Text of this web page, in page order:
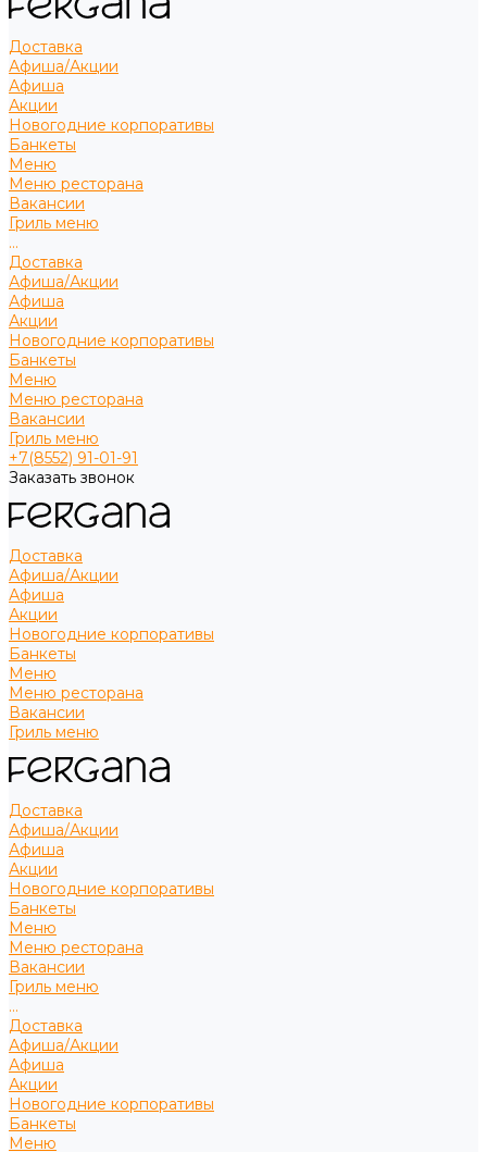
Доставка
Афиша/Акции
Афиша
Акции
Новогодние корпоративы
Банкеты
Меню
Меню ресторана
Вакансии
Гриль меню
...
Доставка
Афиша/Акции
Афиша
Акции
Новогодние корпоративы
Банкеты
Меню
Меню ресторана
Вакансии
Гриль меню
+7(8552) 91-01-91
Заказать звонок
Доставка
Афиша/Акции
Афиша
Акции
Новогодние корпоративы
Банкеты
Меню
Меню ресторана
Вакансии
Гриль меню
Доставка
Афиша/Акции
Афиша
Акции
Новогодние корпоративы
Банкеты
Меню
Меню ресторана
Вакансии
Гриль меню
...
Доставка
Афиша/Акции
Афиша
Акции
Новогодние корпоративы
Банкеты
Меню